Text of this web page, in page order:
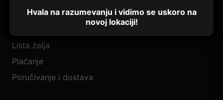
LINKOVI
Lista želja
Plaćanje
Poručivanje i dostava
Hvala na razumevanju i vidimo se uskoro na
novoj lokaciji!